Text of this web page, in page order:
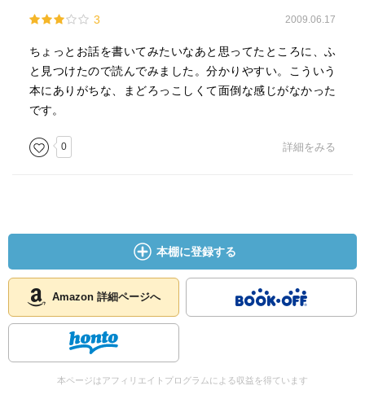
3 2009.06.17
ちょっとお話を書いてみたいなあと思ってたところに、ふ
と見つけたので読んでみました。分かりやすい。こういう
本にありがちな、まどろっこしくて面倒な感じがなかった
です。
0 詳細をみる
本棚に登録する
Amazon 詳細ページへ
本ページはアフィリエイトプログラムによる収益を得ています